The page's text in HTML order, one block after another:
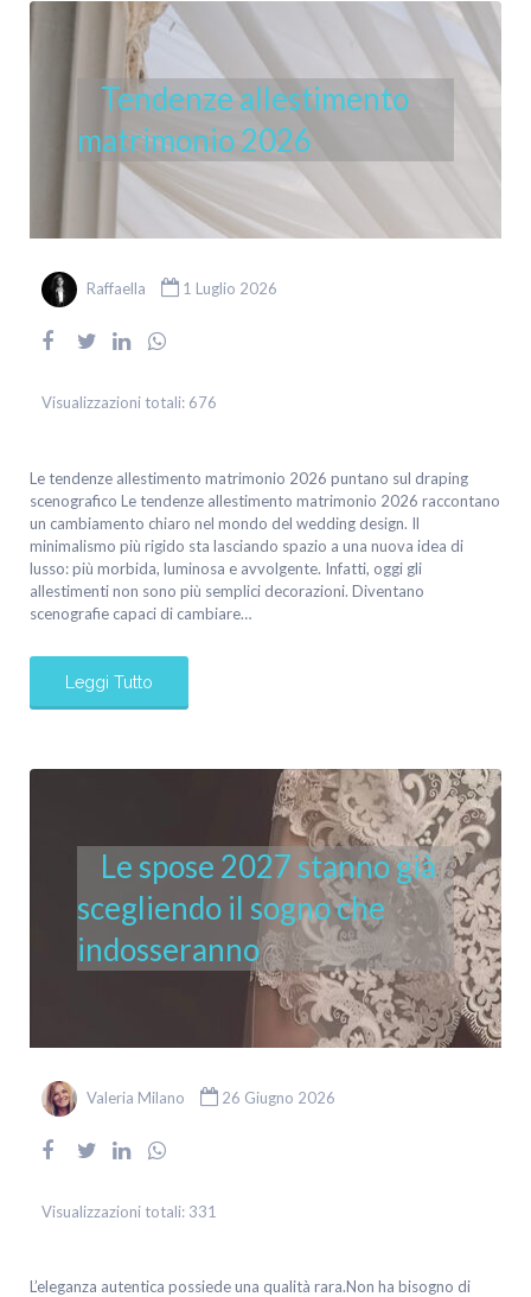
Tendenze allestimento
matrimonio 2026
Raffaella 1 Luglio 2026
Visualizzazioni totali: 676
Le tendenze allestimento matrimonio 2026 puntano sul draping
scenografico Le tendenze allestimento matrimonio 2026 raccontano
un cambiamento chiaro nel mondo del wedding design. Il
minimalismo più rigido sta lasciando spazio a una nuova idea di
lusso: più morbida, luminosa e avvolgente. Infatti, oggi gli
allestimenti non sono più semplici decorazioni. Diventano
scenografie capaci di cambiare…
Leggi Tutto
Le spose 2027 stanno già
scegliendo il sogno che
indosseranno
Valeria Milano 26 Giugno 2026
Visualizzazioni totali: 331
L’eleganza autentica possiede una qualità rara.Non ha bisogno di